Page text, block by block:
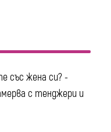
със жена си? -
с тенджери и